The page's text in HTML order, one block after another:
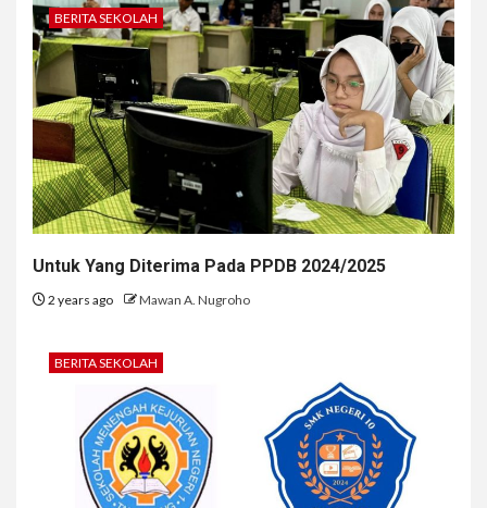
BERITA SEKOLAH
Untuk Yang Diterima Pada PPDB 2024/2025
2 years ago Mawan A. Nugroho
BERITA SEKOLAH